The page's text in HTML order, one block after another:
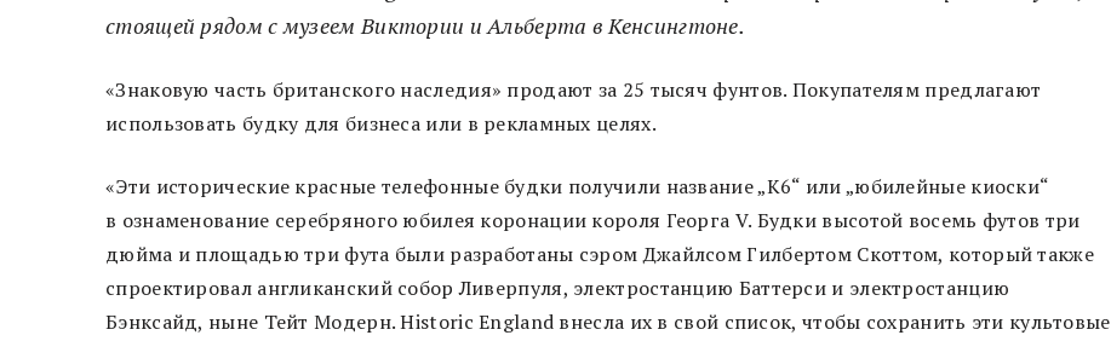
стоящей рядом с музеем Виктории и Альберта в Кенсингтоне.
«Знаковую часть британского наследия» продают за 25 тысяч фунтов. Покупателям предлагают
использовать будку для бизнеса или в рекламных целях.
«Эти исторические красные телефонные будки получили название „K6“ или „юбилейные киоски“
в ознаменование серебряного юбилея коронации короля Георга V. Будки высотой восемь футов три
дюйма и площадью три фута были разработаны сэром Джайлсом Гилбертом Скоттом, который также
спроектировал англиканский собор Ливерпуля, электростанцию Баттерси и электростанцию
Бэнксайд, ныне Тейт Модерн. Historic England внесла их в свой список, чтобы сохранить эти культовые